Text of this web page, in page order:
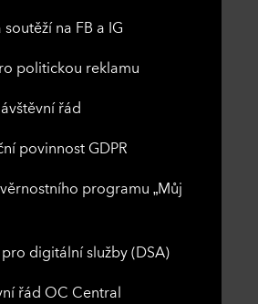
soutěží na FB a IG
politickou reklamu
řád
povinnost GDPR
programu „Můj
digitální služby (DSA)
řád OC Central